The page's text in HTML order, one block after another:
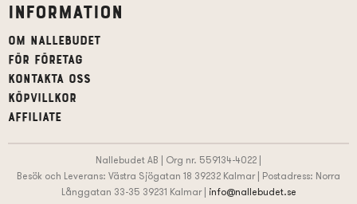
Information
Om Nallebudet
För företag
Kontakta oss
Köpvillkor
affiliate
Nallebudet AB | Org nr. 559134-4022 |
Besök och Leverans: Västra Sjögatan 18 39232 Kalmar | Postadress: Norra
Långgatan 33-35 39231 Kalmar | info@nallebudet.se